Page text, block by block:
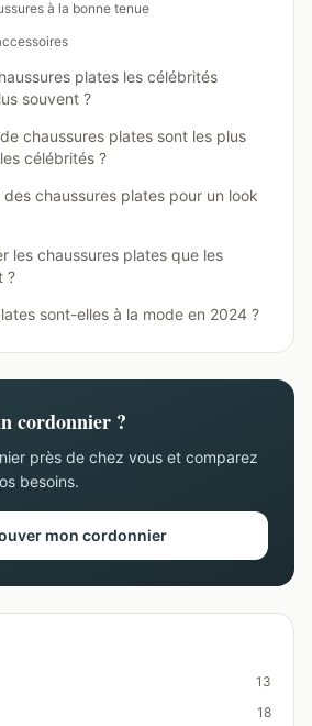
à la bonne tenue
plates les célébrités
souvent ?
chaussures plates sont les plus
célébrités ?
chaussures plates pour un look
les chaussures plates que les
?
sont-elles à la mode en 2024 ?
cordonnier ?
près de chez vous et comparez
besoins.
mon cordonnier
13
18